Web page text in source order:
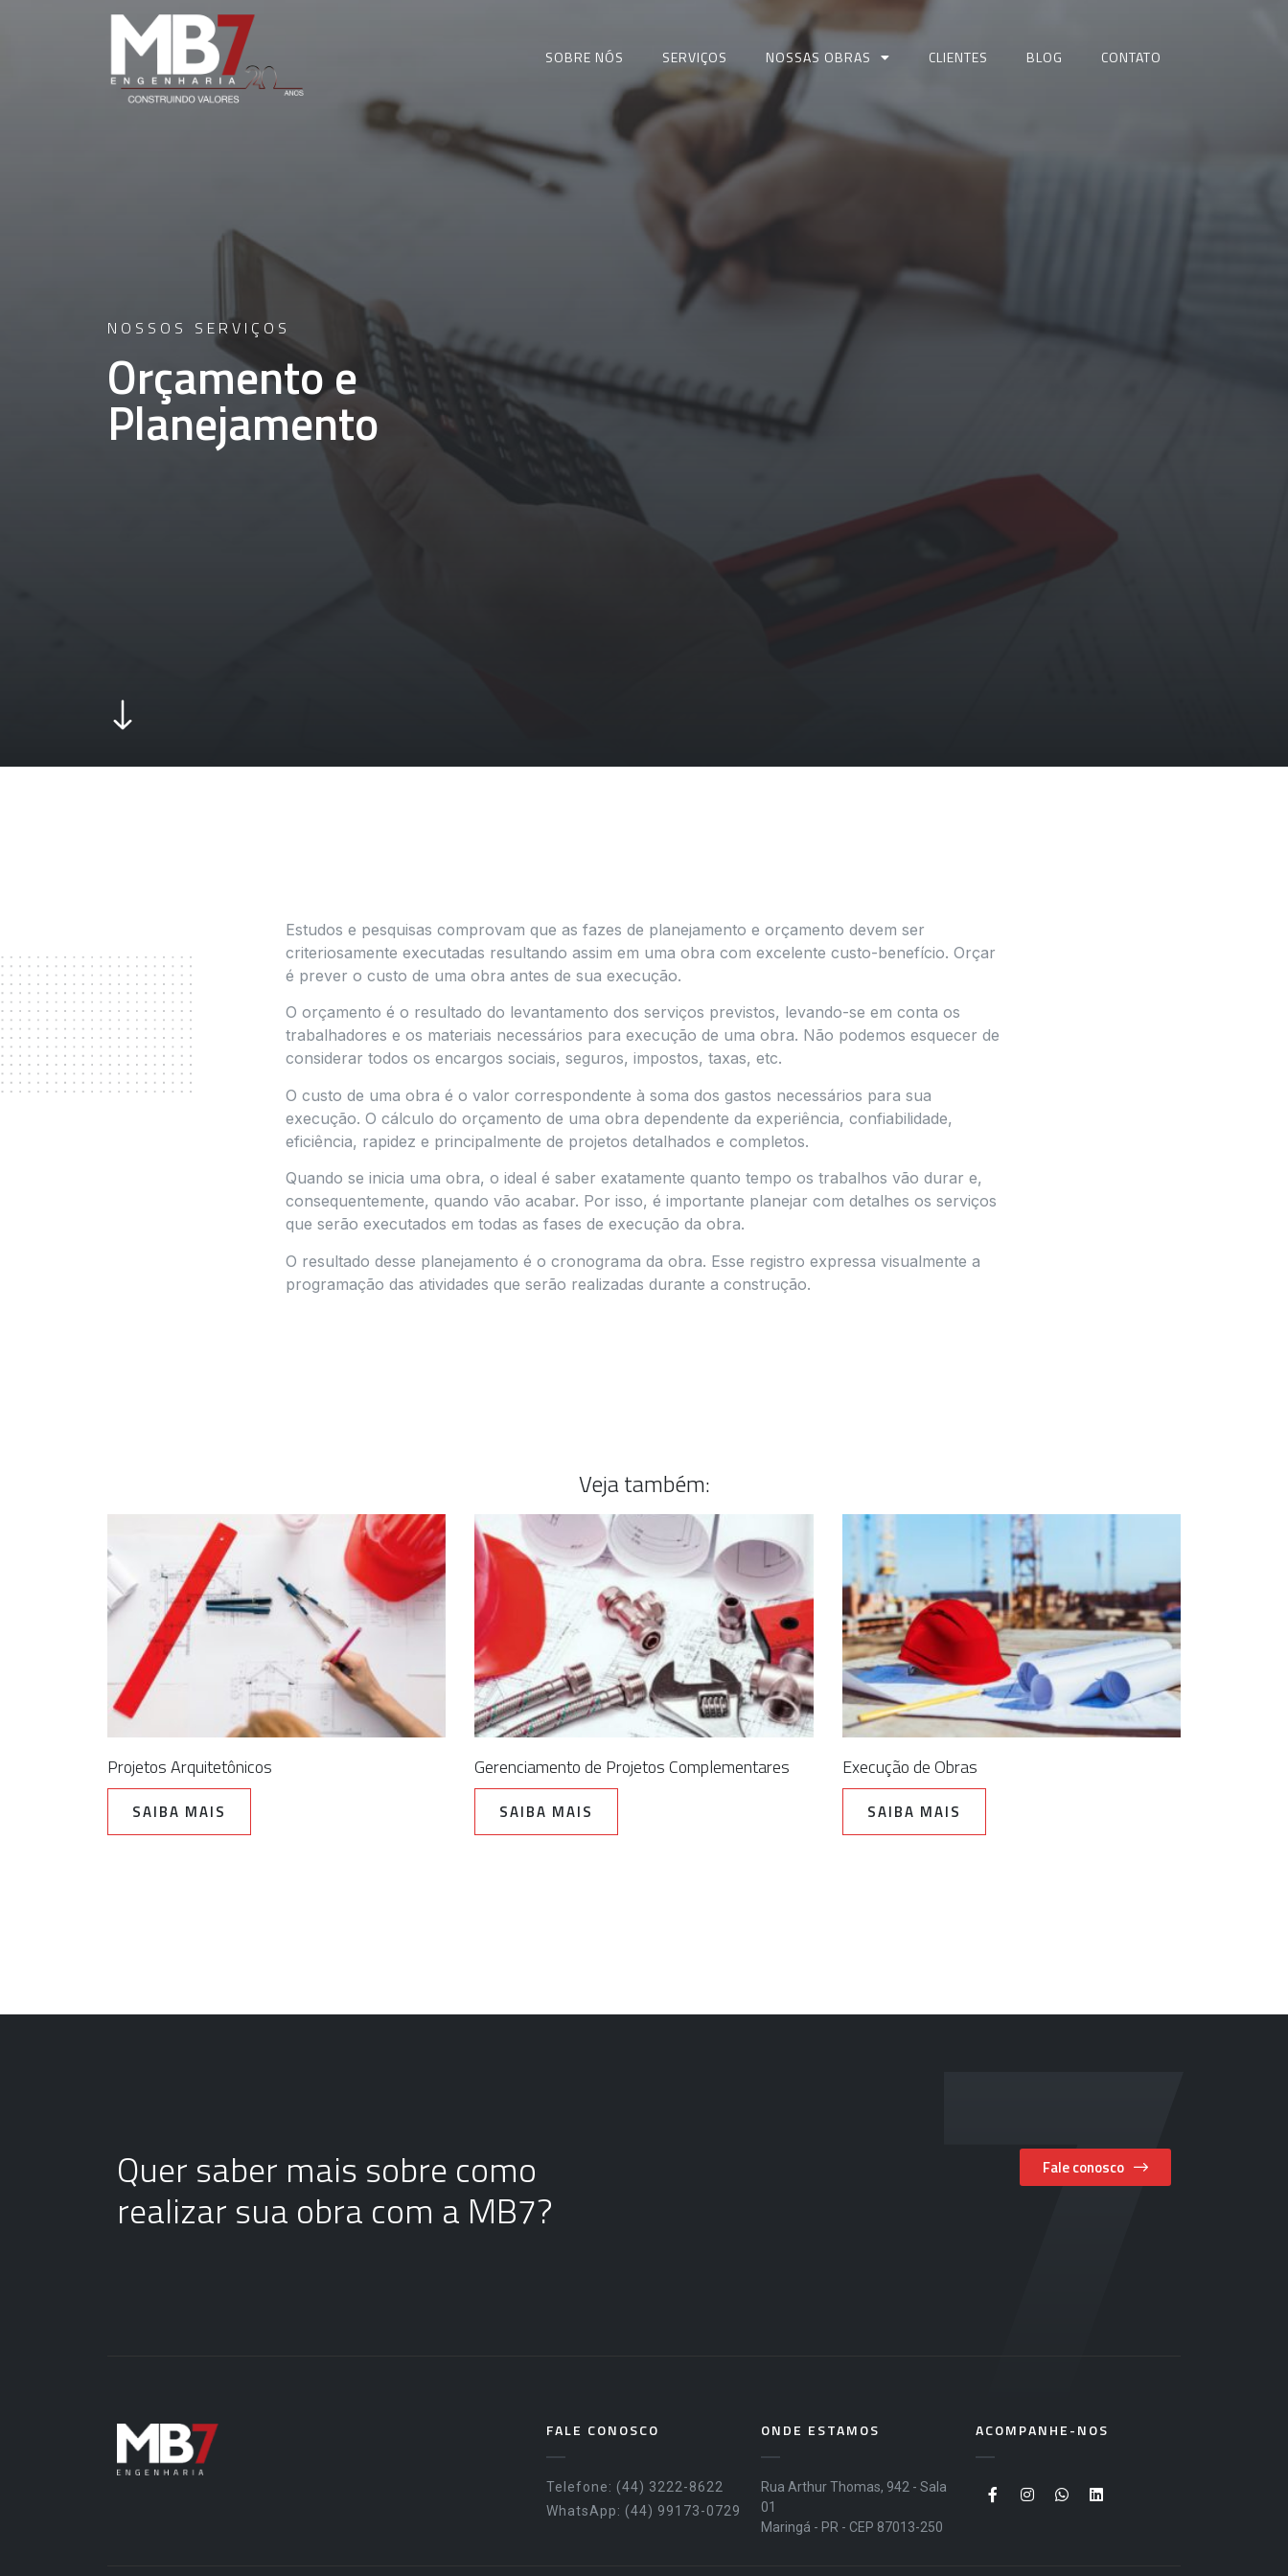
SOBRE NÓS SERVIÇOS NOSSAS OBRAS CLIENTES BLOG CONTATO
NOSSOS SERVIÇOS
Orçamento e
Planejamento
Estudos e pesquisas comprovam que as fazes de planejamento e orçamento devem ser
criteriosamente executadas resultando assim em uma obra com excelente custo-benefício. Orçar
é prever o custo de uma obra antes de sua execução.
O orçamento é o resultado do levantamento dos serviços previstos, levando-se em conta os
trabalhadores e os materiais necessários para execução de uma obra. Não podemos esquecer de
considerar todos os encargos sociais, seguros, impostos, taxas, etc.
O custo de uma obra é o valor correspondente à soma dos gastos necessários para sua
execução. O cálculo do orçamento de uma obra dependente da experiência, confiabilidade,
eficiência, rapidez e principalmente de projetos detalhados e completos.
Quando se inicia uma obra, o ideal é saber exatamente quanto tempo os trabalhos vão durar e,
consequentemente, quando vão acabar. Por isso, é importante planejar com detalhes os serviços
que serão executados em todas as fases de execução da obra.
O resultado desse planejamento é o cronograma da obra. Esse registro expressa visualmente a
programação das atividades que serão realizadas durante a construção.
Veja também:
Projetos Arquitetônicos
SAIBA MAIS
Gerenciamento de Projetos Complementares
SAIBA MAIS
Execução de Obras
SAIBA MAIS
Quer saber mais sobre como
realizar sua obra com a MB7?
Fale conosco
FALE CONOSCO
Telefone: (44) 3222-8622
WhatsApp: (44) 99173-0729
ONDE ESTAMOS
Rua Arthur Thomas, 942 - Sala
01
Maringá - PR - CEP 87013-250
ACOMPANHE-NOS